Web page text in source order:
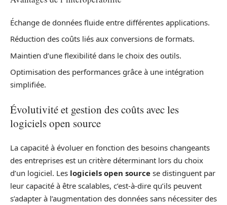
Échange de données fluide entre différentes applications.
Réduction des coûts liés aux conversions de formats.
Maintien d’une flexibilité dans le choix des outils.
Optimisation des performances grâce à une intégration
simplifiée.
Évolutivité et gestion des coûts avec les
logiciels open source
La capacité à évoluer en fonction des besoins changeants
des entreprises est un critère déterminant lors du choix
d’un logiciel. Les logiciels open source se distinguent par
leur capacité à être scalables, c’est-à-dire qu’ils peuvent
s’adapter à l’augmentation des données sans nécessiter des